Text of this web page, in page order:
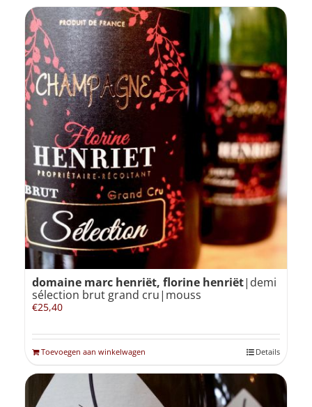
domaine marc henriët, florine henriët|demi
sélection brut grand cru|mouss
€25,40
Toevoegen aan winkelwagen Details